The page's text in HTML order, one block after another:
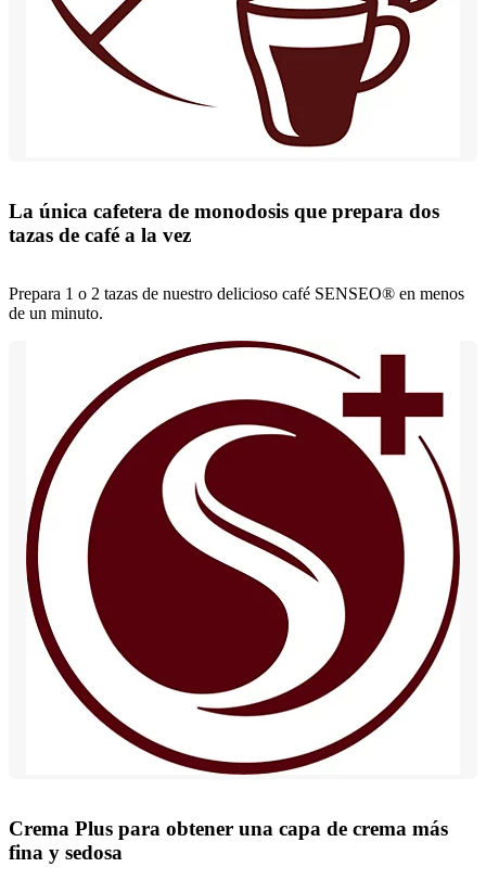
La única cafetera de monodosis que prepara dos
tazas de café a la vez
Prepara 1 o 2 tazas de nuestro delicioso café SENSEO® en menos
de un minuto.
Crema Plus para obtener una capa de crema más
fina y sedosa